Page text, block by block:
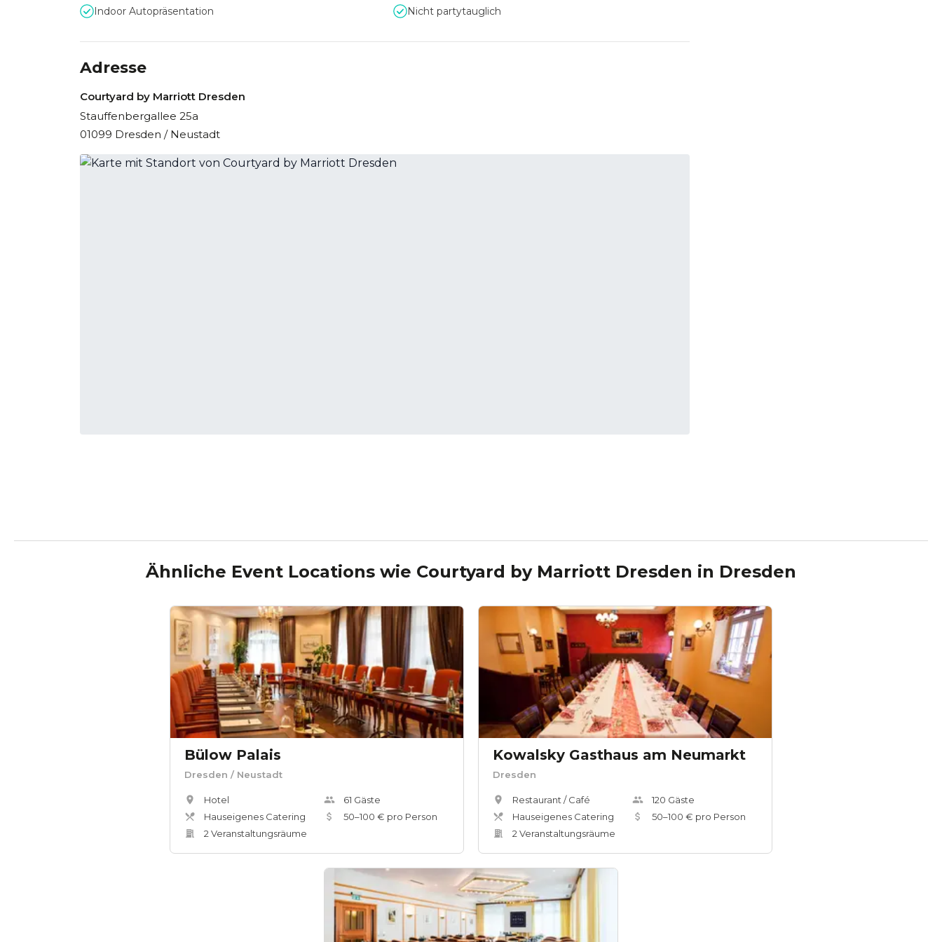
Indoor Autopräsentation
Nicht partytauglich
Adresse
Courtyard by Marriott Dresden
Stauffenbergallee 25a
01099 Dresden / Neustadt
Ähnliche Event Locations wie Courtyard by Marriott Dresden in Dresden
Bülow Palais
Dresden / Neustadt
Hotel
Hauseigenes Catering
2 Veranstaltungsräume
61 Gäste
50–100 € pro Person
Kowalsky Gasthaus am Neumarkt
Dresden
Restaurant / Café
Hauseigenes Catering
2 Veranstaltungsräume
120 Gäste
50–100 € pro Person